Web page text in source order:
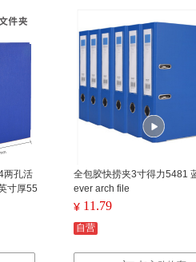
两孔活
寸厚55
全包胶快捞夹3寸得力5481
ever arch file
¥ 11.79
自营